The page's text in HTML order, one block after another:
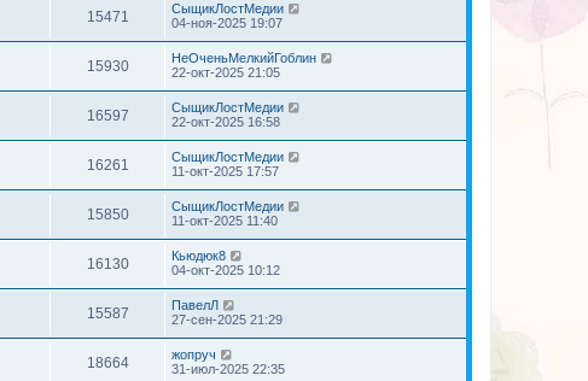
15471
СыщикЛостМедии
04-ноя-2025 19:07
15930
НеОченьМелкийГоблин
22-окт-2025 21:05
16597
СыщикЛостМедии
22-окт-2025 16:58
16261
СыщикЛостМедии
11-окт-2025 17:57
15850
СыщикЛостМедии
11-окт-2025 11:40
16130
Кьюдюк8
04-окт-2025 10:12
15587
ПавелЛ
27-сен-2025 21:29
18664
жопруч
31-июл-2025 22:35